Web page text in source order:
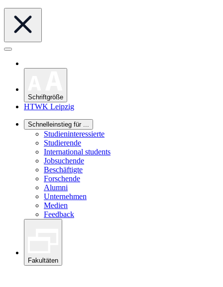
Schriftgröße
HTWK Leipzig
Schnelleinstieg für ...
Studieninteressierte
Studierende
International students
Jobsuchende
Beschäftigte
Forschende
Alumni
Unternehmen
Medien
Feedback
Fakultäten